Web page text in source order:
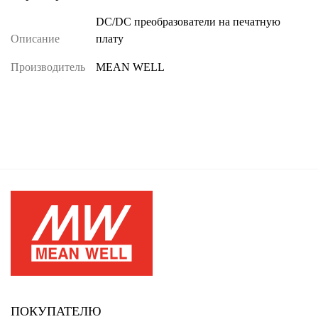
Описание
DC/DC преобразователи на печатную
плату
Производитель MEAN WELL
ПОКУПАТЕЛЮ